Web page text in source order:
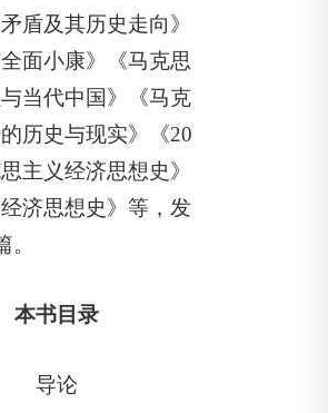
盾及其历史走向》
全面小康》《马克思
当代中国》《马克
历史与现实》《20
主义经济思想史》
经济思想史》等，发
本书目录
导论